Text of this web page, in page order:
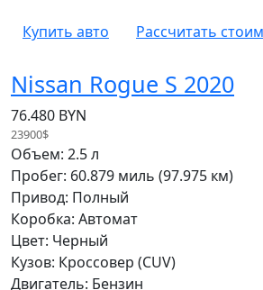
Купить авто Рассчитать
Nissan Rogue S 2020
76.480 BYN
23900$
Объем: 2.5 л
Пробег: 60.879 миль (97.975 км)
Привод: Полный
Коробка: Автомат
Цвет: Черный
Кузов: Кроссовер (CUV)
Двигатель: Бензин